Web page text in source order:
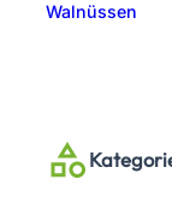
Walnüssen